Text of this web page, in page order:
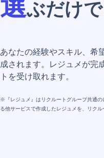
選ぶだけ
あなたの経験やスキル、希
成されます。レジュメが完
トを受け取れます。
※『レジュメ』はリクルートグループ共通
る他サービスで作成したレジュメを、リク